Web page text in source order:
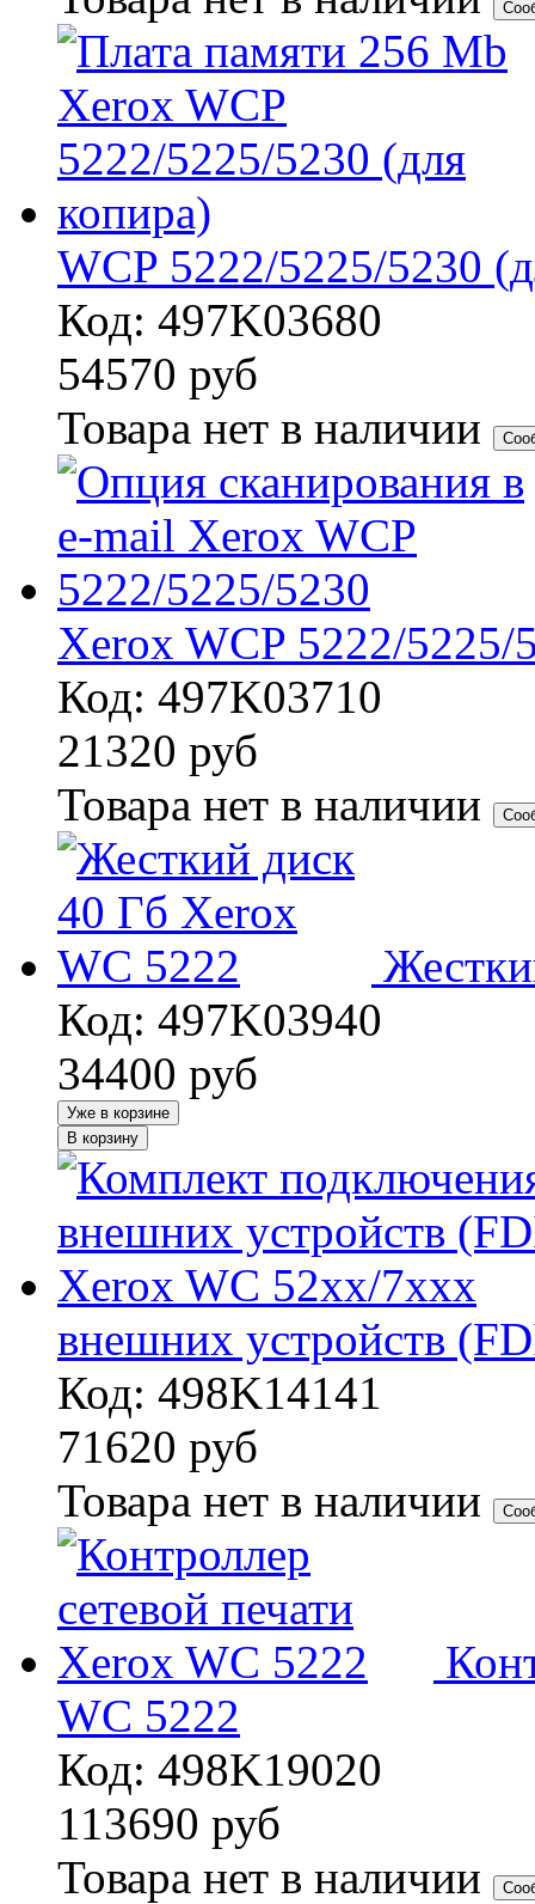
WCP 5222/5225/5230
Код: 497K03680
54570 руб
Товара нет в наличии
Xerox WCP 5222/5225/
Код: 497K03710
21320 руб
Товара нет в наличии
Код: 497K03940
34400 руб
Уже в корзине
В корзину
внешних устройств
Код: 498K14141
71620 руб
Товара нет в наличии
WC 5222
Код: 498K19020
113690 руб
Товара нет в наличии